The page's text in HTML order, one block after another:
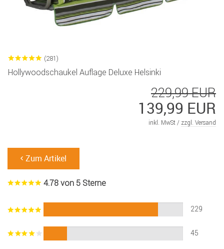
(281)
Hollywoodschaukel Auflage Deluxe Helsinki
229,99 EUR
139,99 EUR
inkl. MwSt / zzgl. Versand
Zum Artikel
4.78 von 5 Sterne
229
45